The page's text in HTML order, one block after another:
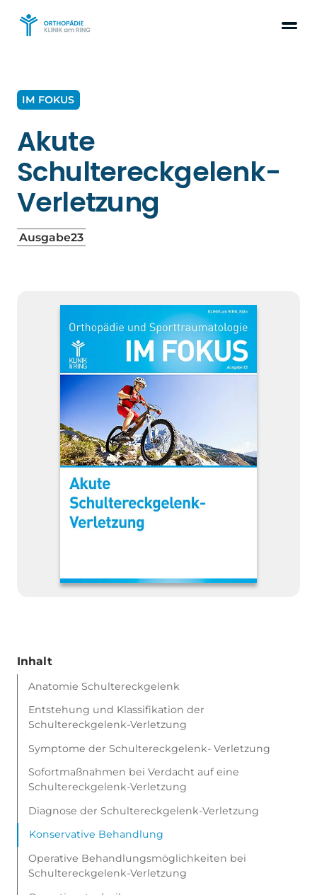
IM FOKUS
Akute
Schultereckgelenk-
Verletzung
Ausgabe23
Inhalt
Anatomie Schultereckgelenk
Entstehung und Klassifikation der
Schultereckgelenk-Verletzung
Symptome der Schultereckgelenk- Verletzung
Sofortmaßnahmen bei Verdacht auf eine
Schultereckgelenk-Verletzung
Diagnose der Schultereckgelenk-Verletzung
Konservative Behandlung
Operative Behandlungsmöglichkeiten bei
Schultereckgelenk-Verletzung